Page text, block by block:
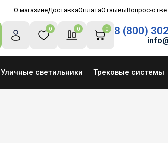
О магазинеДоставкаОплатаОтзывыВопрос-
0 0 0 8 (800)
Уличные светильники Трековые системы